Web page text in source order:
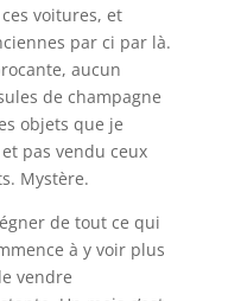
voitures, et
par ci par là.
aucun
de champagne
objets que je
pas vendu ceux
Mystère.
de tout ce qui
à y voir plus
vendre